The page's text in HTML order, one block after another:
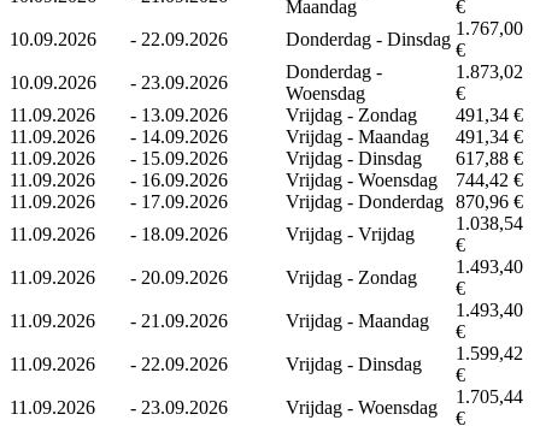
Maandag
€
10.09.2026
- 22.09.2026 Donderdag - Dinsdag
1.767,00
€
10.09.2026
- 23.09.2026
Donderdag -
Woensdag
1.873,02
€
11.09.2026
- 13.09.2026 Vrijdag - Zondag
491,34 €
11.09.2026
- 14.09.2026 Vrijdag - Maandag
491,34 €
11.09.2026
- 15.09.2026 Vrijdag - Dinsdag
617,88 €
11.09.2026
- 16.09.2026 Vrijdag - Woensdag
744,42 €
11.09.2026
- 17.09.2026 Vrijdag - Donderdag 870,96 €
11.09.2026
- 18.09.2026 Vrijdag - Vrijdag
1.038,54
€
11.09.2026
- 20.09.2026 Vrijdag - Zondag
1.493,40
€
11.09.2026
- 21.09.2026 Vrijdag - Maandag
1.493,40
€
11.09.2026
- 22.09.2026 Vrijdag - Dinsdag
1.599,42
€
11.09.2026
- 23.09.2026 Vrijdag - Woensdag
1.705,44
€